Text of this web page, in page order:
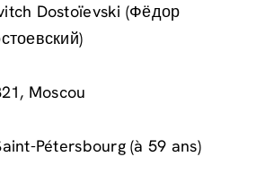
Dostoïevski (Фёдор
Moscou
Pétersbourg (à 59 ans)